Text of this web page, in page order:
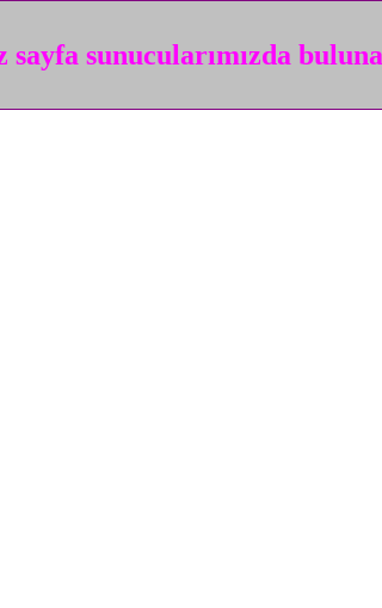
sunucularımızda